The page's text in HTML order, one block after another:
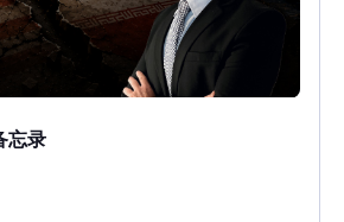
忘录